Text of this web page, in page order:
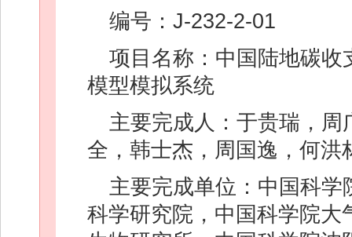
编号：J-232-2-01
项目名称：中国陆地碳
模型模拟系统
主要完成人：于贵瑞，
全，韩士杰，周国逸，何洪
主要完成单位：中国科
科学研究院，中国科学院